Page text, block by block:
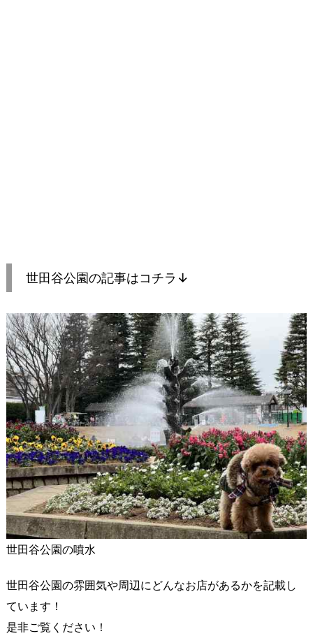
世田谷公園の記事はコチラ↓
世田谷公園の噴水
世田谷公園の雰囲気や周辺にどんなお店があるかを記載し
ています！
是非ご覧ください！